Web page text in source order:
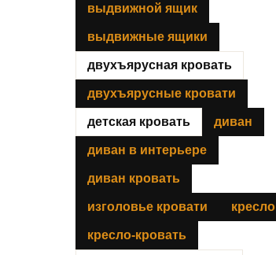
выдвижной ящик
выдвижные ящики
двухъярусная кровать
двухъярусные кровати
детская кровать диван
диван в интерьере
диван кровать
изголовье кровати кресло
кресло-кровать